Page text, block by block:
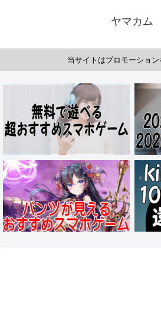
ヤマカム
当サイトはプロモーショ